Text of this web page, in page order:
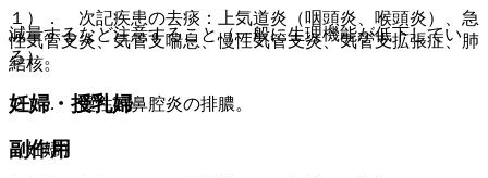
減量するなど注意すること（一般に生理機能が低下してい
る）。
妊婦・授乳婦
（妊婦）
１）． 次記疾患の去痰：上気道炎（咽頭炎、喉頭炎）、急
性気管支炎、気管支喘息、慢性気管支炎、気管支拡張症、肺
結核。
２）． 慢性副鼻腔炎の排膿。
副作用